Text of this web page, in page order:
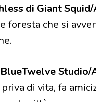
di Giant
foresta che si
Studio/
di vita, fa